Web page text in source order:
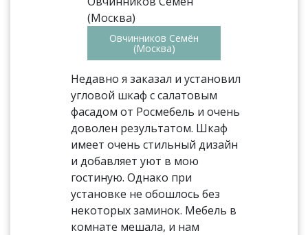
Овчинников Семён
(Москва)
Недавно я заказал и установил
угловой шкаф с салатовым
фасадом от Росмебель и очень
доволен результатом. Шкаф
имеет очень стильный дизайн
и добавляет уют в мою
гостиную. Однако при
установке не обошлось без
некоторых заминок. Мебель в
комнате мешала, и нам